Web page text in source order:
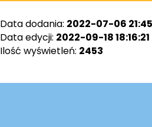
Data dodania: 2022-07-06
Data edycji: 2022-09-18 18:16:21
Ilość wyświetleń: 2453